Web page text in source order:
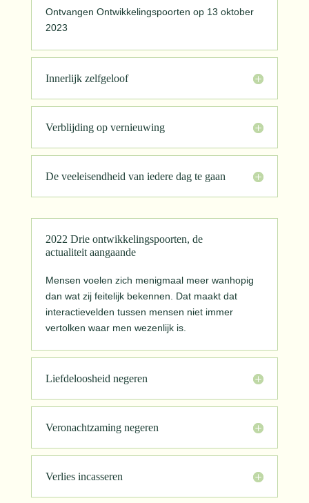
Ontvangen Ontwikkelingspoorten op 13 oktober
2023
Innerlijk zelfgeloof
Verblijding op vernieuwing
De veeleisendheid van iedere dag te gaan
2022 Drie ontwikkelingspoorten, de
actualiteit aangaande
Mensen voelen zich menigmaal meer wanhopig
dan wat zij feitelijk bekennen. Dat maakt dat
interactievelden tussen mensen niet immer
vertolken waar men wezenlijk is.
Liefdeloosheid negeren
Veronachtzaming negeren
Verlies incasseren